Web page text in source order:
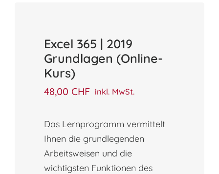
Excel 365 | 2019
Grundlagen (Online-
Kurs)
48,00 CHF inkl. MwSt.
Das Lernprogramm vermittelt
Ihnen die grundlegenden
Arbeitsweisen und die
wichtigsten Funktionen des